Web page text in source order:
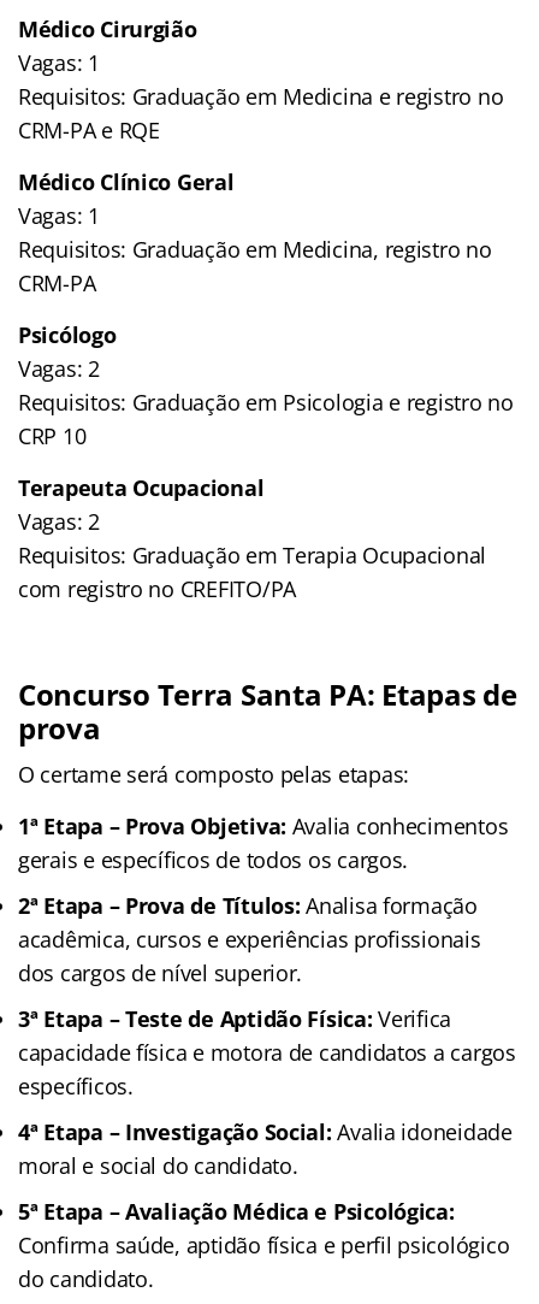
Médico Cirurgião
Vagas: 1
Requisitos: Graduação em Medicina e registro no
CRM-PA e RQE
Médico Clínico Geral
Vagas: 1
Requisitos: Graduação em Medicina, registro no
CRM-PA
Psicólogo
Vagas: 2
Requisitos: Graduação em Psicologia e registro no
CRP 10
Terapeuta Ocupacional
Vagas: 2
Requisitos: Graduação em Terapia Ocupacional
com registro no CREFITO/PA
Concurso Terra Santa PA: Etapas de
prova
O certame será composto pelas etapas:
1ª Etapa – Prova Objetiva: Avalia conhecimentos
gerais e específicos de todos os cargos.
2ª Etapa – Prova de Títulos: Analisa formação
acadêmica, cursos e experiências profissionais
dos cargos de nível superior.
3ª Etapa – Teste de Aptidão Física: Verifica
capacidade física e motora de candidatos a cargos
específicos.
4ª Etapa – Investigação Social: Avalia idoneidade
moral e social do candidato.
5ª Etapa – Avaliação Médica e Psicológica:
Confirma saúde, aptidão física e perfil psicológico
do candidato.